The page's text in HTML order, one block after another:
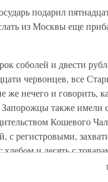
подарил
из Москвы еще
соболей и двести
червонцев, все
же нечего и говорить,
также имели
Кошевого
с регистровыми,
хлебом и десять с
перетопили и часть